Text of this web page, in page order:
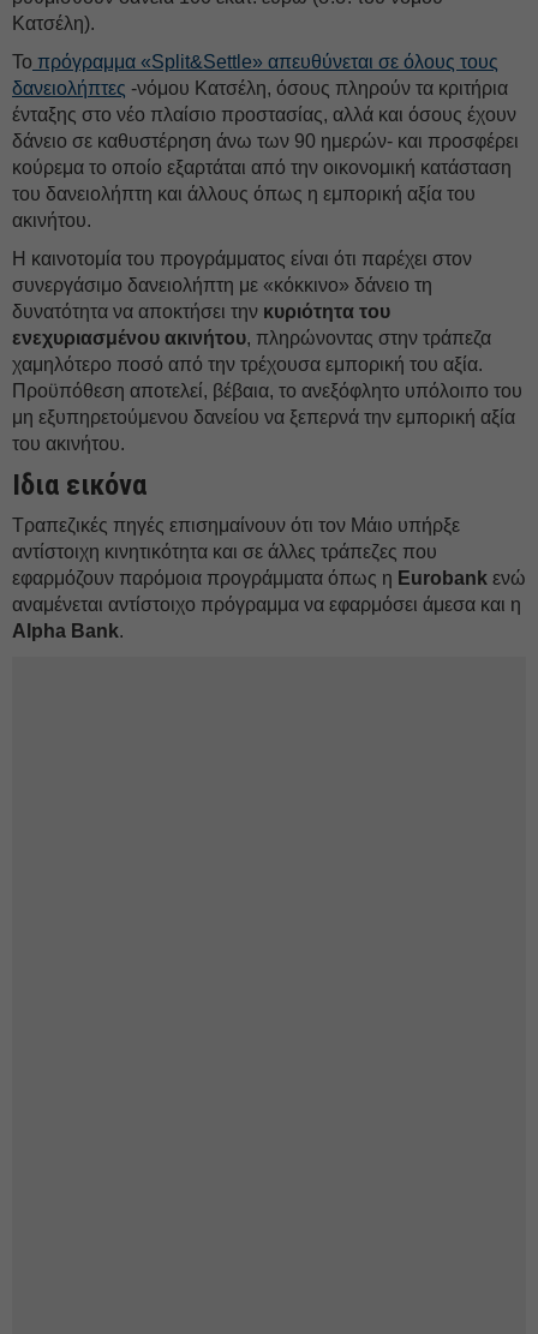
Κατσέλη).
Το πρόγραμμα «Split&Settle» απευθύνεται σε όλους τους
δανειολήπτες -νόμου Κατσέλη, όσους πληρούν τα κριτήρια
ένταξης στο νέο πλαίσιο προστασίας, αλλά και όσους έχουν
δάνειο σε καθυστέρηση άνω των 90 ημερών- και προσφέρει
κούρεμα το οποίο εξαρτάται από την οικονομική κατάσταση
του δανειολήπτη και άλλους όπως η εμπορική αξία του
ακινήτου.
Η καινοτομία του προγράμματος είναι ότι παρέχει στον
συνεργάσιμο δανειολήπτη με «κόκκινο» δάνειο τη
δυνατότητα να αποκτήσει την κυριότητα του
ενεχυριασμένου ακινήτου, πληρώνοντας στην τράπεζα
χαμηλότερο ποσό από την τρέχουσα εμπορική του αξία.
Προϋπόθεση αποτελεί, βέβαια, το ανεξόφλητο υπόλοιπο του
μη εξυπηρετούμενου δανείου να ξεπερνά την εμπορική αξία
του ακινήτου.
Ιδια εικόνα
Τραπεζικές πηγές επισημαίνουν ότι τον Μάιο υπήρξε
αντίστοιχη κινητικότητα και σε άλλες τράπεζες που
εφαρμόζουν παρόμοια προγράμματα όπως η Eurobank ενώ
αναμένεται αντίστοιχο πρόγραμμα να εφαρμόσει άμεσα και η
Alpha Bank.